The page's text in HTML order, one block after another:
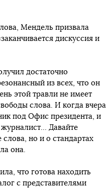
Мендель призвала
дискуссия и
достаточно
из всех, что он
этой травли не имеет
слова. И когда вчера
под Офис президента, и
Давайте
но и о стандартах
она.
что готова находить
с представителями